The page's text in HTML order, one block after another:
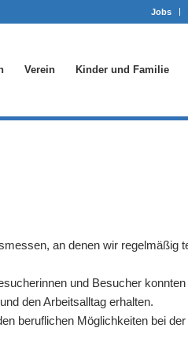
Jobs
Verein Kinder und Familie
an denen wir regelmäßig
und Besucher
den Arbeitsalltag erhalten.
beruflichen Möglichkeiten bei